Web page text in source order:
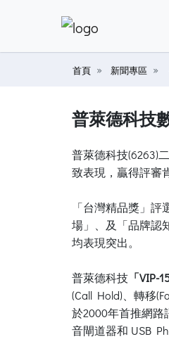
首頁 新聞專區
普萊德科技
普萊德科技(6263)
致表現，贏得評審
「台灣精品獎」
場」、及「品牌認
均表現突出。
普萊德科技 「VIP-
(Call Hold)、轉移
於2000年首推網路
音閘道器和 USB